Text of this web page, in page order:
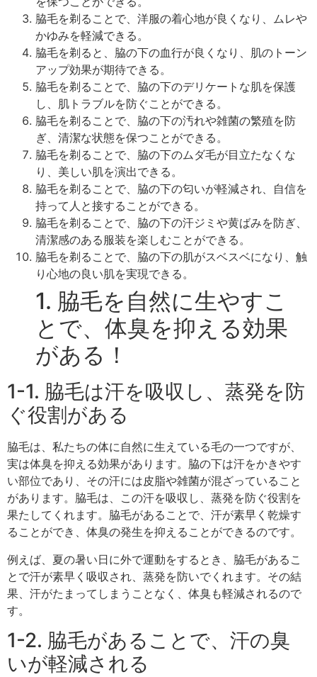
脇毛を剃ることで、洋服の着心地が良くなり、ムレや
かゆみを軽減できる。
脇毛を剃ると、脇の下の血行が良くなり、肌のトーン
アップ効果が期待できる。
脇毛を剃ることで、脇の下のデリケートな肌を保護
し、肌トラブルを防ぐことができる。
脇毛を剃ることで、脇の下の汚れや雑菌の繁殖を防
ぎ、清潔な状態を保つことができる。
脇毛を剃ることで、脇の下のムダ毛が目立たなくな
り、美しい肌を演出できる。
脇毛を剃ることで、脇の下の匂いが軽減され、自信を
持って人と接することができる。
脇毛を剃ることで、脇の下の汗ジミや黄ばみを防ぎ、
清潔感のある服装を楽しむことができる。
脇毛を剃ることで、脇の下の肌がスベスベになり、触
り心地の良い肌を実現できる。
1. 脇毛を自然に生やすこ
とで、体臭を抑える効果
がある！
1-1. 脇毛は汗を吸収し、蒸発を防
ぐ役割がある
脇毛は、私たちの体に自然に生えている毛の一つですが、
実は体臭を抑える効果があります。脇の下は汗をかきやす
い部位であり、その汗には皮脂や雑菌が混ざっていること
があります。脇毛は、この汗を吸収し、蒸発を防ぐ役割を
果たしてくれます。脇毛があることで、汗が素早く乾燥す
ることができ、体臭の発生を抑えることができるのです。
例えば、夏の暑い日に外で運動をするとき、脇毛があるこ
とで汗が素早く吸収され、蒸発を防いでくれます。その結
果、汗がたまってしまうことなく、体臭も軽減されるので
す。
1-2. 脇毛があることで、汗の臭
いが軽減される